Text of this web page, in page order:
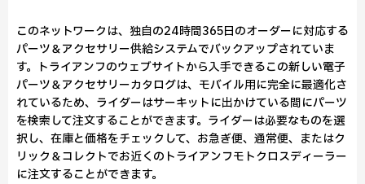
このネットワークは、独自の24時間365日のオーダーに対応する
パーツ＆アクセサリー供給システムでバックアップされていま
す。トライアンフのウェブサイトから入手できるこの新しい電子
パーツ＆アクセサリーカタログは、モバイル用に完全に最適化さ
れているため、ライダーはサーキットに出かけている間にパーツ
を検索して注文することができます。ライダーは必要なものを選
択し、在庫と価格をチェックして、お急ぎ便、通常便、またはク
リック＆コレクトでお近くのトライアンフモトクロスディーラー
に注文することができます。